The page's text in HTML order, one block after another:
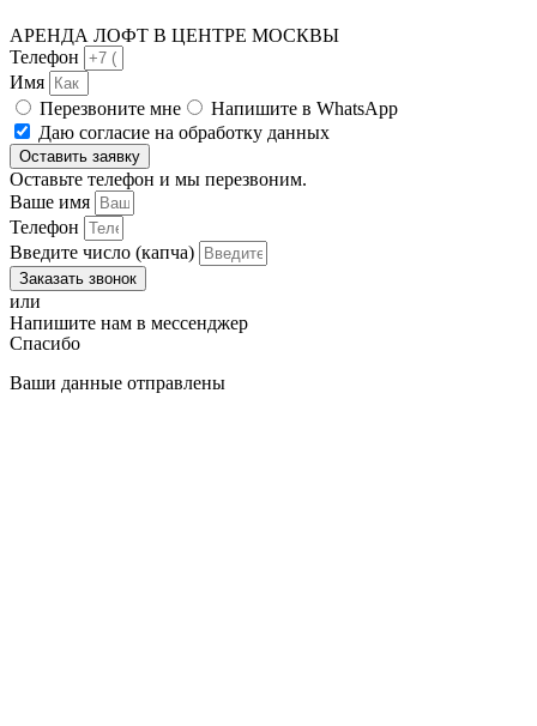
АРЕНДА ЛОФТ В ЦЕНТРЕ МОСКВЫ
Телефон
Имя
Перезвоните мне
Напишите в WhatsApp
Даю согласие на обработку данных
Оставить заявку
Оставьте телефон и мы перезвоним.
Ваше имя
Телефон
Введите число (капча)
Заказать звонок
или
Напишите нам в мессенджер
Спасибо
Ваши данные отправлены